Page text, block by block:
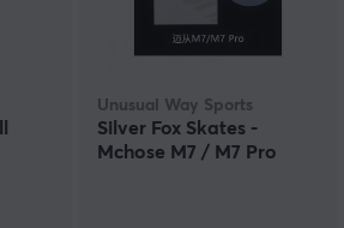
Unusual Way Sports
Silver Fox Skates -
Mchose M7 / M7 Pro